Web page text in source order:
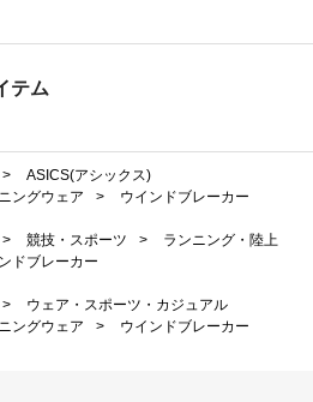
テム
>
ASICS(アシックス)
ングウェア >
ウインドブレーカー
> 競技・スポーツ >
ランニング・陸上
ドブレーカー
>
ウェア・スポーツ・カジュアル
ングウェア >
ウインドブレーカー